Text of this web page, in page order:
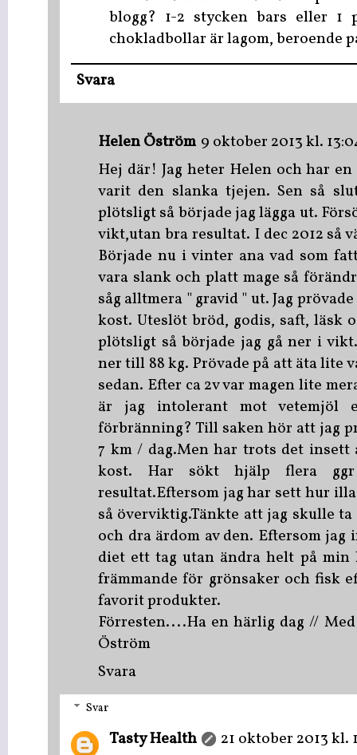
blogg? 1-2 stycken bars eller 1
chokladbollar är lagom, beroende
Svara
Helen Öström 9 oktober 2013 kl.
Hej där! Jag heter Helen och har
varit den slanka tjejen. Sen så
plötsligt så började jag lägga ut.
vikt,utan bra resultat. I dec 2012 så
Började nu i vinter ana vad som
vara slank och platt mage så
såg alltmera " gravid " ut. Jag
kost. Uteslöt bröd, godis, saft, läsk
plötsligt så började jag gå ner i
ner till 88 kg. Prövade på att äta lite
sedan. Efter ca 2v var magen lite
är jag intolerant mot vetemjöl
förbränning? Till saken hör att jag
7 km / dag.Men har trots det insett
kost. Har sökt hjälp flera
resultat.Eftersom jag har sett hur
så överviktig.Tänkte att jag skulle
och dra ärdom av den. Eftersom
diet ett tag utan ändra helt på
främmande för grönsaker och fisk
favorit produkter.
Förresten....Ha en härlig dag //
Öström
Svara
Svar
Tasty Health
21 oktober 2013 kl.